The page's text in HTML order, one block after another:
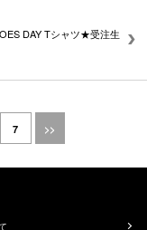
DAY Tシャツ★受注生
7 >>